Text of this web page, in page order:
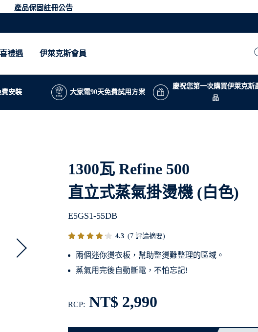
產品保固註冊公告
禮遇 伊萊克斯會員
安裝 大家電90天免費試用方案
慶祝您第一次購買伊萊克斯
品
1300瓦 Refine 500
直立式蒸氣掛燙機 (白色)
E5GS1-55DB
4.3 (7 評論摘要)
兩個迷你燙衣板，幫助整燙難整理的區域。
蒸氣用完後自動斷電，不怕忘記!
RCP: NT$ 2,990